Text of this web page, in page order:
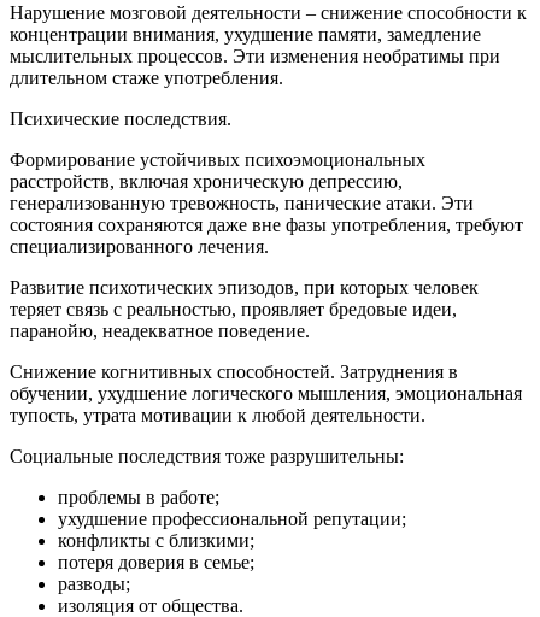
Нарушение мозговой деятельности – снижение способности к
концентрации внимания, ухудшение памяти, замедление
мыслительных процессов. Эти изменения необратимы при
длительном стаже употребления.
Психические последствия.
Формирование устойчивых психоэмоциональных
расстройств, включая хроническую депрессию,
генерализованную тревожность, панические атаки. Эти
состояния сохраняются даже вне фазы употребления, требуют
специализированного лечения.
Развитие психотических эпизодов, при которых человек
теряет связь с реальностью, проявляет бредовые идеи,
паранойю, неадекватное поведение.
Снижение когнитивных способностей. Затруднения в
обучении, ухудшение логического мышления, эмоциональная
тупость, утрата мотивации к любой деятельности.
Социальные последствия тоже разрушительны:
проблемы в работе;
ухудшение профессиональной репутации;
конфликты с близкими;
потеря доверия в семье;
разводы;
изоляция от общества.